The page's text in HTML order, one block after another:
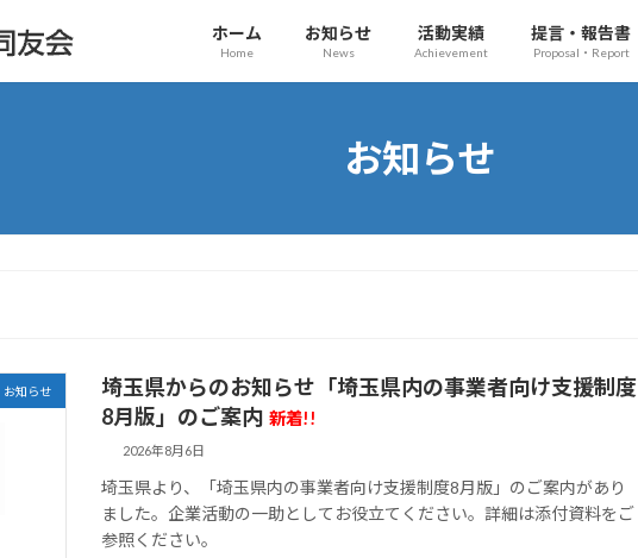
ホーム
Home
お知らせ
News
活動実績
Achievement
提言・報告書
Proposal・Report
お知らせ
お知らせ
埼玉県からのお知らせ「埼玉県内の事業者向け支援制度
8月版」のご案内 新着!!
2026年8月6日
埼玉県より、「埼玉県内の事業者向け支援制度8月版」のご案内があり
ました。企業活動の一助としてお役立てください。詳細は添付資料をご
参照ください。